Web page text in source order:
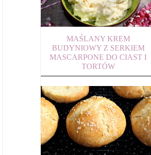
MAŚLANY KREM
BUDYNIOWY Z SERKIEM
MASCARPONE DO CIAST I
TORTÓW